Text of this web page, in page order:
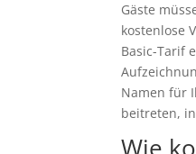
Gäste
kostenlose
Basic-Tarif
Namen für
beitreten,